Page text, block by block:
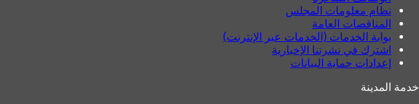
نظام معلومات المجلس
المناقصات العامة
بوابة الخدمات (الخدمات عبر الإنترنت)
اشترك في نشرتنا الإخبارية
إعدادات حماية البيانات
خدمة المدينة